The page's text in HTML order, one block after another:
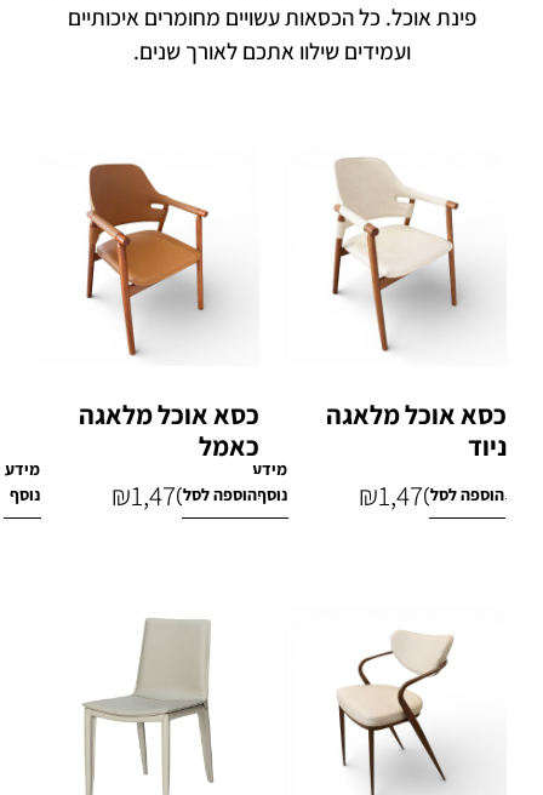
פינת אוכל. כל הכסאות עשויים מחומרים איכותיים
ועמידים שילוו אתכם לאורך שנים.
כסא אוכל מלאגה
ניוד
₪2,900
₪1,470הוספה לסל
מידע
נוסף
כסא אוכל מלאגה
כאמל
₪2,900
₪1,470הוספה לסל
מידע
נוסף